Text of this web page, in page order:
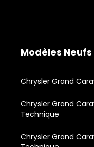
Modèles Neufs
Chrysler Grand
Chrysler Grand
Technique
Chrysler Grand